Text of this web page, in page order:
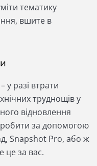
тематику
вшите в
у разі втрати
труднощів у
відновлення
за допомогою
Snapshot Pro, або ж
це за вас.